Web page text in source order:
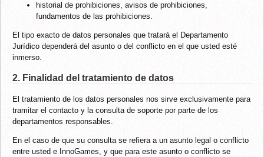
historial de prohibiciones, avisos de prohibiciones,
fundamentos de las prohibiciones.
El tipo exacto de datos personales que tratará el Departamento
Jurídico dependerá del asunto o del conflicto en el que usted esté
inmerso.
2. Finalidad del tratamiento de datos
El tratamiento de los datos personales nos sirve exclusivamente para
tramitar el contacto y la consulta de soporte por parte de los
departamentos responsables.
En el caso de que su consulta se refiera a un asunto legal o conflicto
entre usted e InnoGames, y que para este asunto o conflicto se